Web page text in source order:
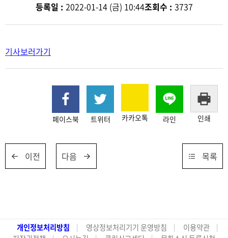
등록일 : 2022-01-14 (금) 10:44조회수 : 3737
기사보러가기
페이스북 트위터 카카오톡 라인 인쇄
이전 다음 목록
개인정보처리방침 영상정보처리기기 운영방침
이용약관